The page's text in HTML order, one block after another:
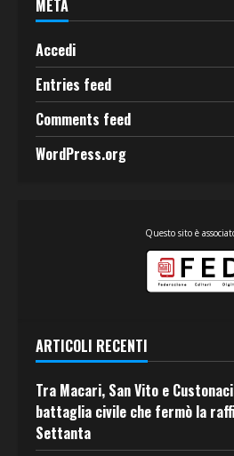
META
Accedi
Entries feed
Comments feed
WordPress.org
Questo sito è
ARTICOLI RECENTI
Tra Macari, San Vito e
battaglia civile che fermò la
Settanta